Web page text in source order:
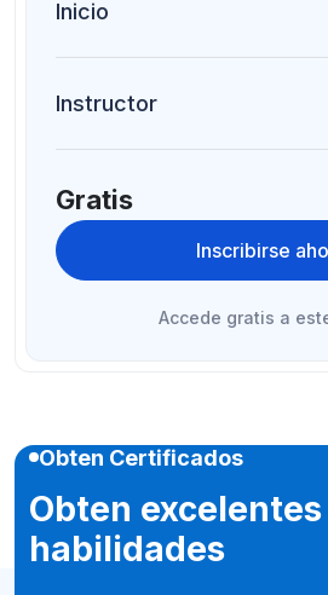
Inicio
Instructor
Gratis
Inscribirse
Accede gratis a
Obten Certificados
Obten excelentes
habilidades